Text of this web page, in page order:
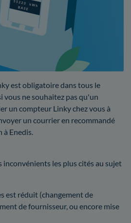
est obligatoire dans tous le
vous ne souhaitez pas qu'un
un compteur Linky chez vous à
un courrier en recommandé
Enedis.
inconvénients les plus cités au sujet
est réduit (changement de
de fournisseur, ou encore mise